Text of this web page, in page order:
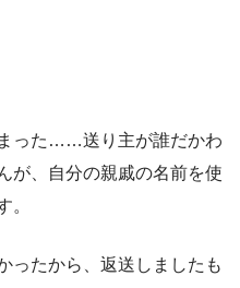
った……送り主が誰だかわ
が、自分の親戚の名前を使
。
ったから、返送しましたも